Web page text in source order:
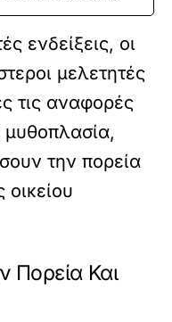
ενδείξεις, οι
μελετητές
τις αναφορές
μυθοπλασία,
την πορεία
Πορεία Και